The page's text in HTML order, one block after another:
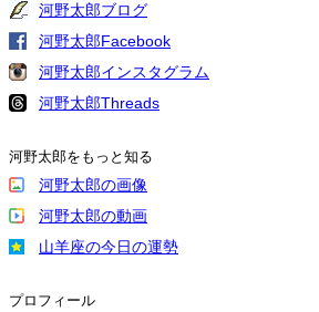
河野太郎ブログ
河野太郎Facebook
河野太郎インスタグラム
河野太郎Threads
河野太郎をもっと知る
河野太郎の画像
河野太郎の動画
山羊座の今日の運勢
プロフィール